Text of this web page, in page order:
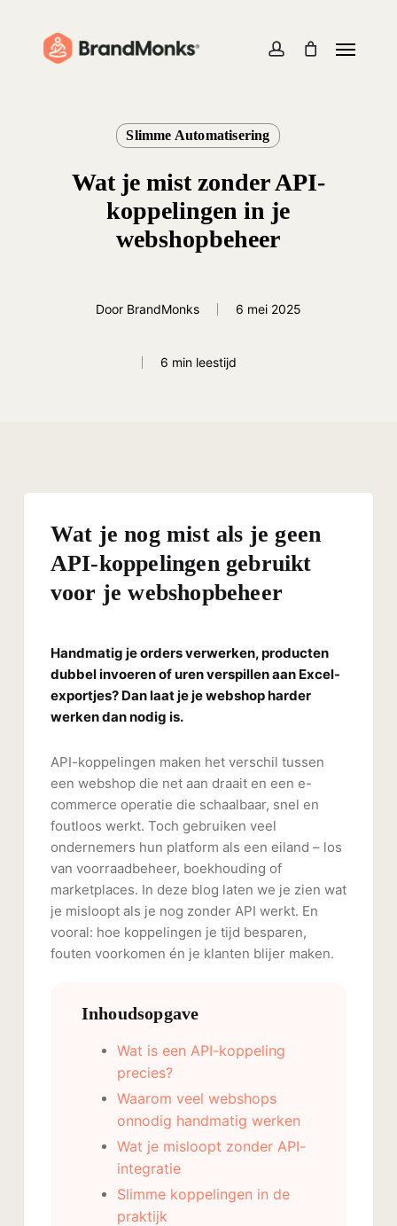
account
Cart Cart
Slimme Automatisering
Wat je mist zonder API-
koppelingen in je
webshopbeheer
Door BrandMonks 6 mei 2025
6 min leestijd
Wat je nog mist als je geen
API-koppelingen gebruikt
voor je webshopbeheer
Handmatig je orders verwerken, producten
dubbel invoeren of uren verspillen aan Excel-
exportjes? Dan laat je je webshop harder
werken dan nodig is.
API-koppelingen maken het verschil tussen
een webshop die net aan draait en een e-
commerce operatie die schaalbaar, snel en
foutloos werkt. Toch gebruiken veel
ondernemers hun platform als een eiland – los
van voorraadbeheer, boekhouding of
marketplaces. In deze blog laten we je zien wat
je misloopt als je nog zonder API werkt. En
vooral: hoe koppelingen je tijd besparen,
fouten voorkomen én je klanten blijer maken.
Inhoudsopgave
Wat is een API-koppeling
precies?
Waarom veel webshops
onnodig handmatig werken
Wat je misloopt zonder API-
integratie
Slimme koppelingen in de
praktijk